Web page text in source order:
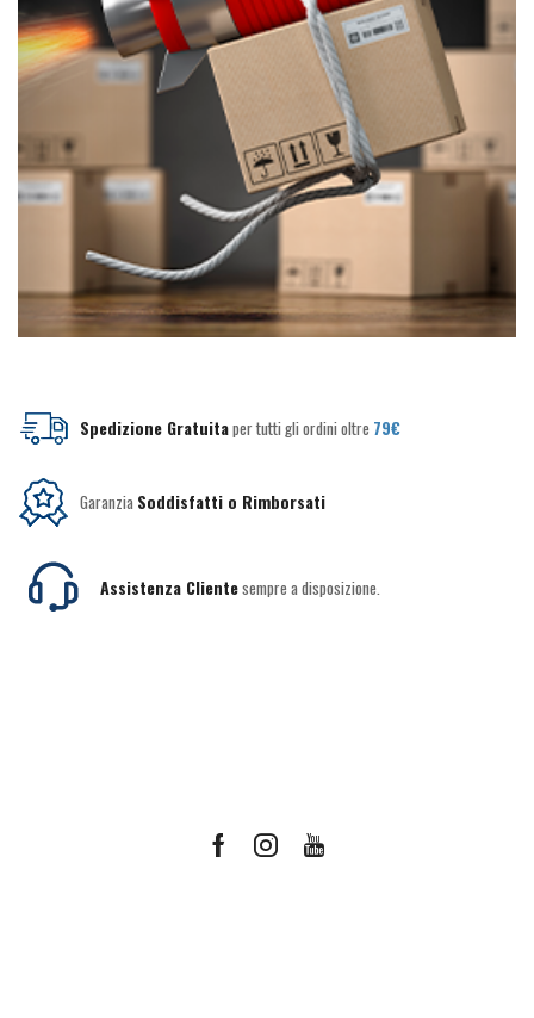
Spedizione Gratuitaper tutti gli ordini oltre 79€
Garanzia Soddisfatti o Rimborsati
Assistenza Clientesempre a disposizione.
FacebookInstagramYoutube